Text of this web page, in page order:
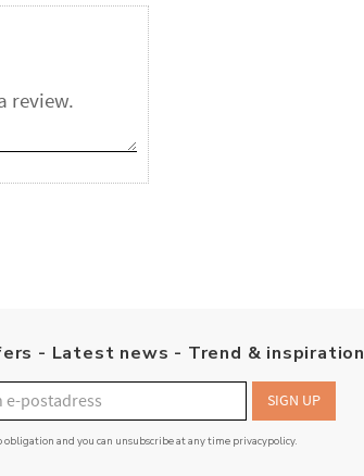
- Latest news - Trend & inspiration
SIGN UP
obligation and you can unsubscribe at any time privacypolicy.